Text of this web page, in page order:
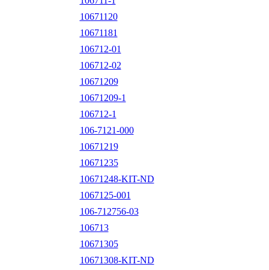
10671120
10671181
106712-01
106712-02
10671209
10671209-1
106712-1
106-7121-000
10671219
10671235
10671248-KIT-ND
1067125-001
106-712756-03
106713
10671305
10671308-KIT-ND